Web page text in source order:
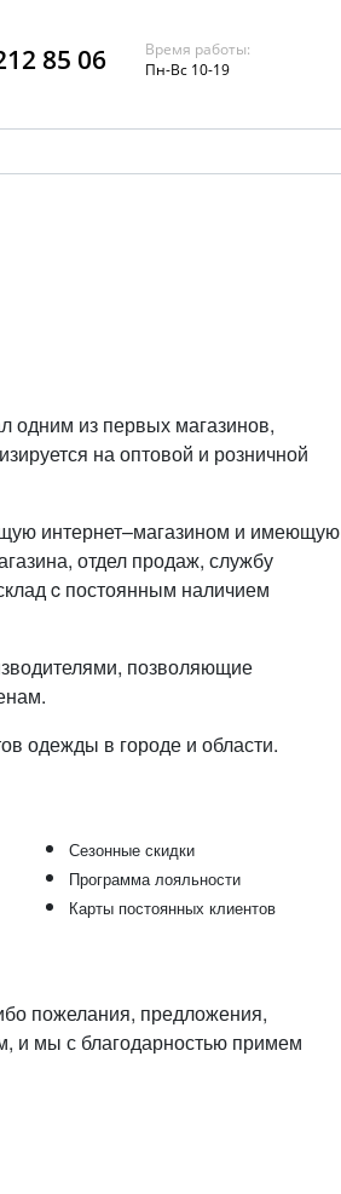
85 06
Время работы:
Пн-Вс 10-19
одним из первых магазинов,
на оптовой и розничной
интернет–магазином и имеющую
отдел продаж, службу
c постоянным наличием
позволяющие
одежды в городе и области.
Сезонные скидки
Программа лояльности
Карты постоянных клиентов
пожелания, предложения,
и мы с благодарностью примем